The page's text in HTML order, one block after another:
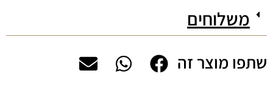
משלוחים
שתפו מוצר זה